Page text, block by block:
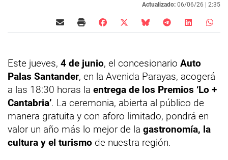
Actualizado: 06/06/26 | 2:35
Este jueves, 4 de junio, el concesionario Auto
Palas Santander, en la Avenida Parayas, acogerá
a las 18:30 horas la entrega de los Premios ‘Lo +
Cantabria’. La ceremonia, abierta al público de
manera gratuita y con aforo limitado, pondrá en
valor un año más lo mejor de la gastronomía, la
cultura y el turismo de nuestra región.